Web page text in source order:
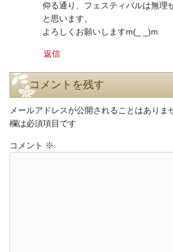
仰る通り、フェスティバルは無理
と思います。
よろしくお願いしますm(_ _)m
返信
コメントを残す
メールアドレスが公開されることはありま
欄は必須項目です
コメント ※